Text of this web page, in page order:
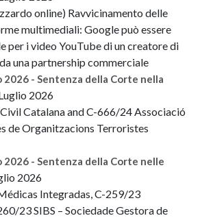
online) Ravvicinamento delle
multimediali: Google può essere
per i video YouTube di un creatore di
una partnership commerciale
- Sentenza della Corte nella
2026
Catalana and C-666/24 Associació
de Organitzacions Terroristes
2026 - Sentenza della Corte nelle
2026
Integradas, C-259/23
23 SIBS – Sociedade Gestora de